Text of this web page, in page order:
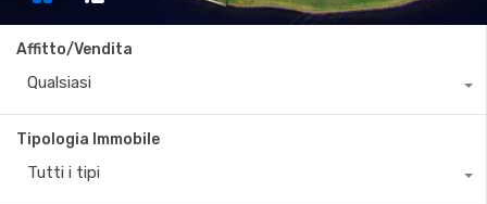
Affitto/Vendita
Qualsiasi
Tipologia Immobile
Tutti i tipi